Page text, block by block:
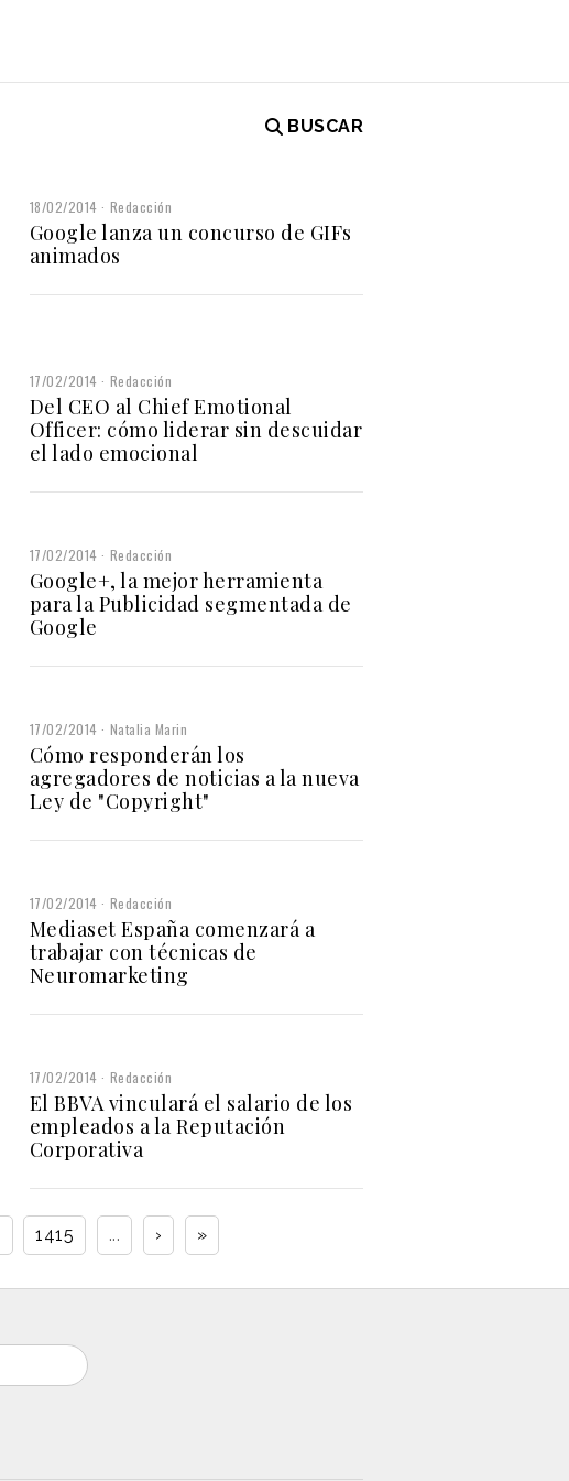
BUSCAR
18/02/2014 Redacción
Google lanza un concurso de GIFs
animados
17/02/2014 Redacción
Del CEO al Chief Emotional
Officer: cómo liderar sin descuidar
el lado emocional
17/02/2014 Redacción
Google+, la mejor herramienta
para la Publicidad segmentada de
Google
17/02/2014 Natalia Marin
Cómo responderán los
agregadores de noticias a la nueva
Ley de "Copyright"
17/02/2014 Redacción
Mediaset España comenzará a
trabajar con técnicas de
Neuromarketing
17/02/2014 Redacción
El BBVA vinculará el salario de los
empleados a la Reputación
Corporativa
1415 ... › »